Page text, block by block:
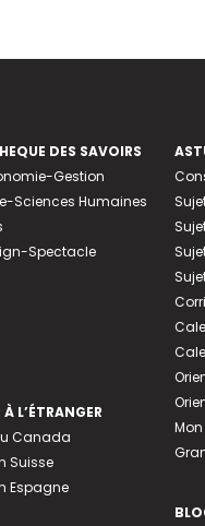
DES SAVOIRS
Gestion
Sciences Humaines
Spectacle
L’ÉTRANGER
Canada
Suisse
Espagne